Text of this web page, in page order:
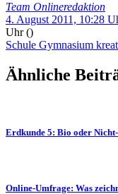
Team Onlineredaktion
4. August 2011, 10:28
Uhr()
Schule Gymnasium
Ähnliche
Erdkunde 5: Bio oder
Online-Umfrage: Was